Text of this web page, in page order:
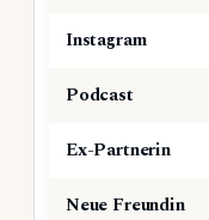
Instagram
Podcast
Ex-Partnerin
Neue Freundin